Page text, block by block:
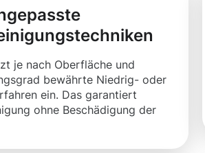
je nach Oberfläche und
bewährte Niedrig- oder
ein. Das garantiert
ohne Beschädigung der